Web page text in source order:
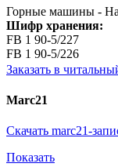
Горные машины -
Шифр хранения:
FB 1 90-5/227
FB 1 90-5/226
Заказать в
Marc21
Скачать marc21-
Показать